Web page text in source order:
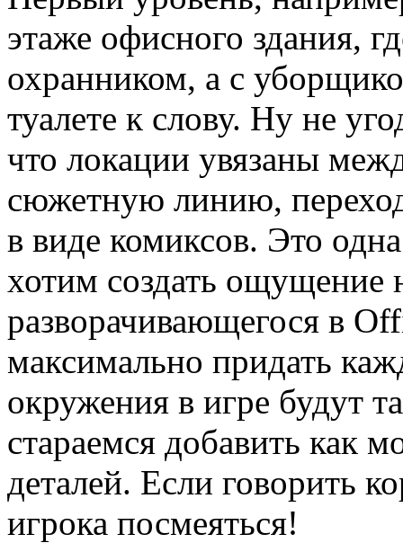
этаже офисного здания,
охранником, а с
туалете к слову. Ну не
что локации увязаны
сюжетную линию,
в виде комиксов. Это
хотим создать ощущение
разворачивающегося в
максимально придать
окружения в игре будут
стараемся добавить как
деталей. Если говорить
игрока посмеяться!